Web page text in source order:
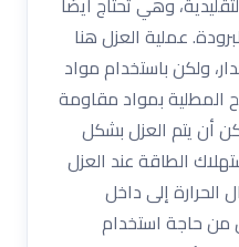
عملية العزل هنا
ولكن باستخدام مواد
المطلية بمواد مقاومة
أن يتم العزل بشكل
استهلاك الطاقة عند العزل
الحرارة إلى داخل
من حاجة استخدام